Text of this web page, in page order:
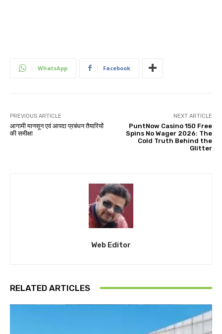
WhatsApp Facebook
PREVIOUS ARTICLE
आगामी मानसून एवं आपदा प्रबंधन तैयारियों
की समीक्षा
NEXT ARTICLE
PuntNow Casino 150 Free
Spins No Wager 2026: The
Cold Truth Behind the
Glitter
Web Editor
RELATED ARTICLES